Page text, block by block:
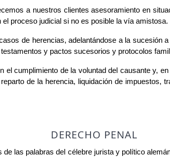
a nuestros clientes asesoramiento en
proceso judicial si no es posible la vía amistosa.
de herencias, adelantándose a la sucesión
y pactos sucesorios y protocolos
el cumplimiento de la voluntad del causante y,
de la herencia, liquidación de impuestos,
DERECHO PENAL
las palabras del célebre jurista y político